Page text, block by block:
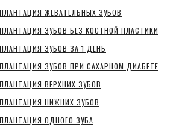
ЖЕВАТЕЛЬНЫХ ЗУБОВ
ЗУБОВ БЕЗ КОСТНОЙ ПЛАСТИКИ
ЗУБОВ ЗА 1 ДЕНЬ
ЗУБОВ ПРИ САХАРНОМ ДИАБЕТЕ
ВЕРХНИХ ЗУБОВ
НИЖНИХ ЗУБОВ
ОДНОГО ЗУБА